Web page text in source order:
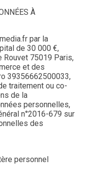
À
par la
de 30 000 €,
75019 Paris,
et des
39356662500033,
traitement ou co-
de la
personnelles,
n°2016-679 sur
des
personnel